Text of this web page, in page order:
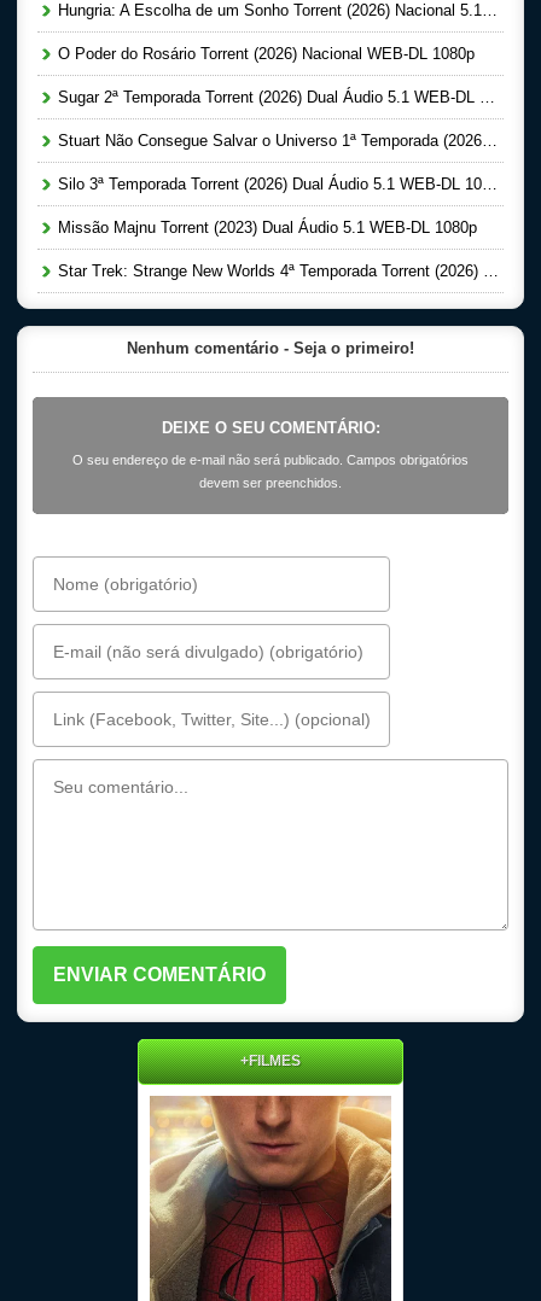
Hungria: A Escolha de um Sonho Torrent (2026) Nacional 5.1 WEB-DL 1080p
O Poder do Rosário Torrent (2026) Nacional WEB-DL 1080p
Sugar 2ª Temporada Torrent (2026) Dual Áudio 5.1 WEB-DL 1080p
Stuart Não Consegue Salvar o Universo 1ª Temporada (2026) Dual Áudio 5.1 WEB-DL 1080p
Silo 3ª Temporada Torrent (2026) Dual Áudio 5.1 WEB-DL 1080p
Missão Majnu Torrent (2023) Dual Áudio 5.1 WEB-DL 1080p
Star Trek: Strange New Worlds 4ª Temporada Torrent (2026) Dual Áudio 5.1 WEB-DL 1080p
Nenhum comentário - Seja o primeiro!
DEIXE O SEU COMENTÁRIO:
O seu endereço de e-mail não será publicado. Campos obrigatórios
devem ser preenchidos.
+FILMES